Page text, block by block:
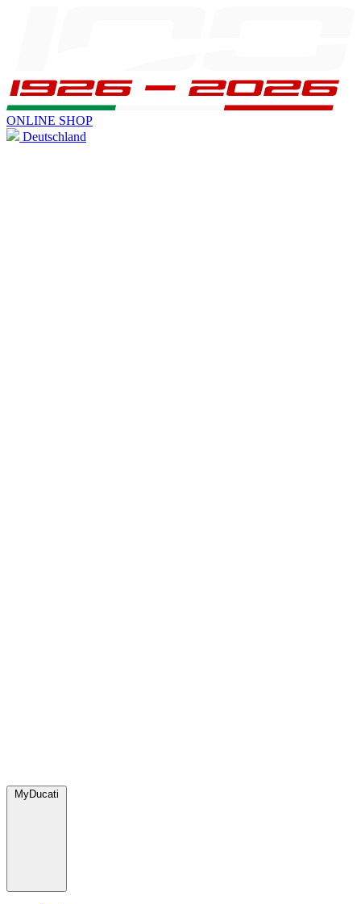
ONLINE SHOP
Deutschland
MyDucati